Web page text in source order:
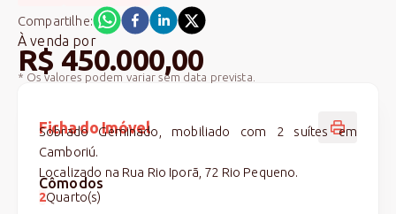
Compartilhe:
À venda por
R$ 450.000,00
* Os valores podem variar sem data prevista.
Ficha do Imóvel
Sobrado Geminado, mobiliado com 2 suítes em
Camboriú.
Localizado na Rua Rio Iporã, 72 Rio Pequeno.
Cômodos
2Quarto(s)